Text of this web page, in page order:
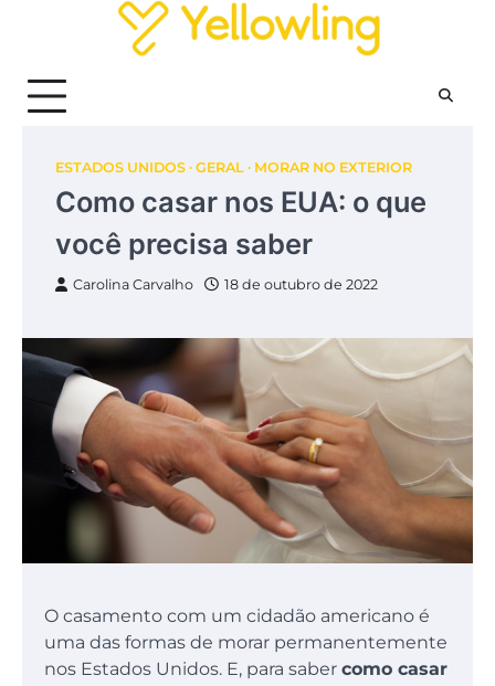
ESTADOS UNIDOS GERAL MORAR NO EXTERIOR
Como casar nos EUA: o que
você precisa saber
Carolina Carvalho 18 de outubro de 2022
O casamento com um cidadão americano é
uma das formas de morar permanentemente
nos Estados Unidos. E, para saber como casar